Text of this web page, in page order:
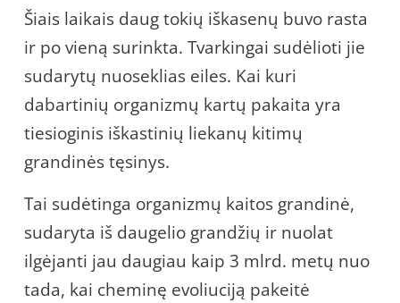
Šiais laikais daug tokių iškasenų buvo rasta
ir po vieną surinkta. Tvarkingai sudėlioti jie
sudarytų nuoseklias eiles. Kai kuri
dabartinių organizmų kartų pakaita yra
tiesioginis iškastinių liekanų kitimų
grandinės tęsinys.
Tai sudėtinga organizmų kaitos grandinė,
sudaryta iš daugelio grandžių ir nuolat
ilgėjanti jau daugiau kaip 3 mlrd. metų nuo
tada, kai cheminę evoliuciją pakeitė